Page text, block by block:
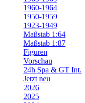
1960-1964
1950-1959
1923-1949
Maßstab 1:64
Maßstab 1:87
Figuren
Vorschau
24h Spa & GT Int.
Jetzt neu
2026
2025